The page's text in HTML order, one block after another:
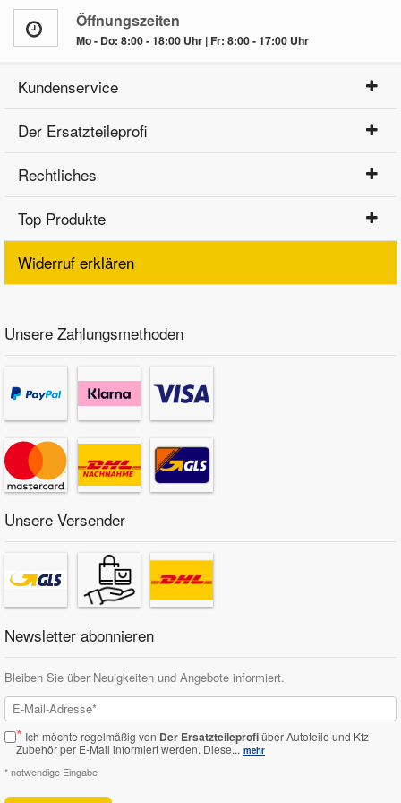
Öffnungszeiten
Mo - Do: 8:00 - 18:00 Uhr | Fr: 8:00 - 17:00 Uhr
Kundenservice
Der Ersatzteileprofi
Rechtliches
Top Produkte
Widerruf erklären
Unsere Zahlungsmethoden
Unsere Versender
Newsletter abonnieren
Bleiben Sie über Neuigkeiten und Angebote informiert.
* Ich möchte regelmäßig von Der Ersatzteileprofiüber Autoteile und Kfz-
Zubehör per E-Mail informiert werden. Diese... mehr
* notwendige Eingabe
Scheibenreinigung
Zündanlage und Glühanlage
Karosserie Werkzeug
Werkstattbedarf
Winter-Autozubehör
Daewoo Ersatzteile
Daihatsu Ersatzteile
Dodge Ersatzteile
Honda Ersatzteile
Hyundai Ersatzteile
Jeep Ersatzteile
Kia Ersatzteile
Lancia Ersatzteile
Mazda Ersatzteile
Mercedes Ersatzteile
Mini Ersatzteile
Mitsubishi Ersatzteile
Nissan Ersatzteile
Porsche Ersatzteile
Seat Ersatzteile
Skoda Ersatzteile